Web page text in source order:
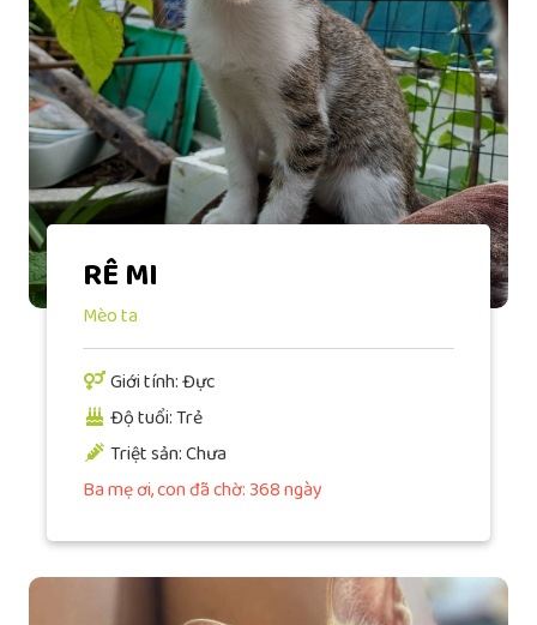
RÊ MI
Mèo ta
Giới tính: Đực
Độ tuổi: Trẻ
Triệt sản: Chưa
Ba mẹ ơi, con đã chờ: 368 ngày